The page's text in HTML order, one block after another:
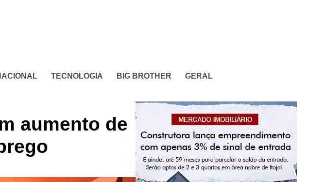
TECNOLOGIA BIG BROTHER GERAL
aumento de